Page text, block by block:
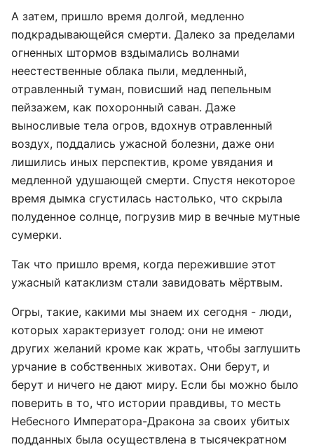
А затем, пришло время долгой, медленно
подкрадывающейся смерти. Далеко за пределами
огненных штормов вздымались волнами
неестественные облака пыли, медленный,
отравленный туман, повисший над пепельным
пейзажем, как похоронный саван. Даже
выносливые тела огров, вдохнув отравленный
воздух, поддались ужасной болезни, даже они
лишились иных перспектив, кроме увядания и
медленной удушающей смерти. Спустя некоторое
время дымка сгустилась настолько, что скрыла
полуденное солнце, погрузив мир в вечные мутные
сумерки.
Так что пришло время, когда пережившие этот
ужасный катаклизм стали завидовать мёртвым.
Огры, такие, какими мы знаем их сегодня - люди,
которых характеризует голод: они не имеют
других желаний кроме как жрать, чтобы заглушить
урчание в собственных животах. Они берут, и
берут и ничего не дают миру. Если бы можно было
поверить в то, что истории правдивы, то месть
Небесного Императора-Дракона за своих убитых
подданных была осуществлена в тысячекратном